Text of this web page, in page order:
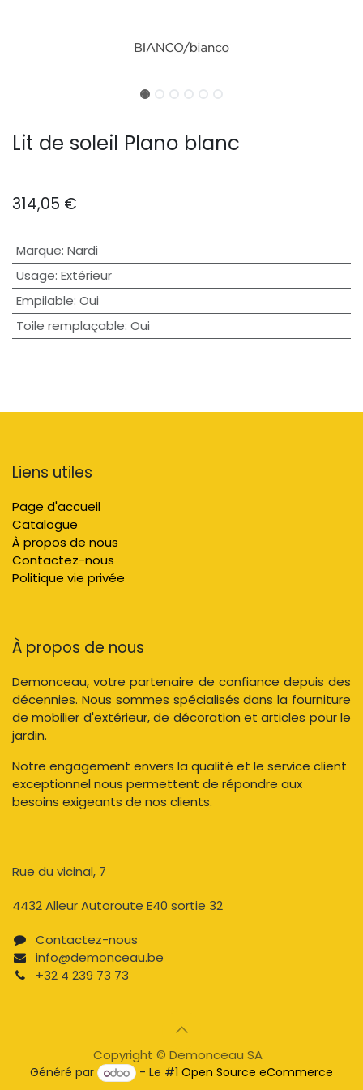
Lit de soleil Plano blanc
314,05 €
Marque: Nardi
Usage: Extérieur
Empilable: Oui
Toile remplaçable: Oui
Liens utiles
Page d'accueil
Catalogue
À propos de nous
Contactez-nous
Politique vie privée
À propos de nous
Demonceau, votre partenaire de confiance depuis des
décennies. Nous sommes spécialisés dans la fourniture
de mobilier d'extérieur, de décoration et articles pour le
jardin.
Notre engagement envers la qualité et le service client
exceptionnel nous permettent de répondre aux
besoins exigeants de nos clients.
Rue du vicinal, 7​
4432 Alleur Autoroute E40 sortie 32
Contactez-nous​
info@demonceau.be
+32 4 239 73 73​​
Copyright © Demonceau SA
Généré par - Le #1Open Source eCommerce